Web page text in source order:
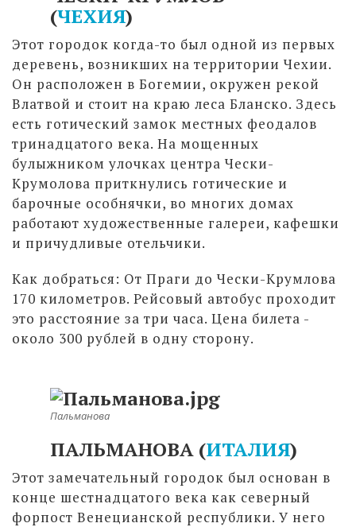
(ЧЕХИЯ)
Этот городок когда-то был одной из первых
деревень, возникших на территории Чехии.
Он расположен в Богемии, окружен рекой
Влатвой и стоит на краю леса Бланско. Здесь
есть готический замок местных феодалов
тринадцатого века. На мощенных
булыжником улочках центра Чески-
Крумолова приткнулись готические и
барочные особнячки, во многих домах
работают художественные галереи, кафешки
и причудливые отельчики.
Как добраться: От Праги до Чески-Крумлова
170 километров. Рейсовый автобус проходит
это расстояние за три часа. Цена билета -
около 300 рублей в одну сторону.
Пальманова
ПАЛЬМАНОВА (ИТАЛИЯ)
Этот замечательный городок был основан в
конце шестнадцатого века как северный
форпост Венецианской республики. У него